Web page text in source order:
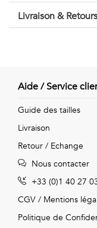
motifs
Voyages
Vintage
tout
Livraison & Retours
Aide / Service
Guide des tailles
Livraison
Retour / Echange
Nous contacter
+33 (0)1 40 27
CGV / Mentions
Politique de